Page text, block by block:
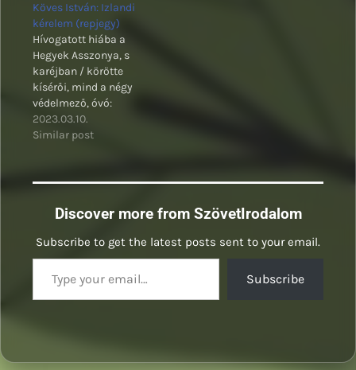
Köves István: Izlandi
kérelem (repjegy)
Hívogatott hiába a
Hegyek Asszonya, s
karéjban / körötte
kísérői, mind a négy
védelmező, óvó:
2023.03.10.
Similar post
Discover more from SzövetIrodalom
Subscribe to get the latest posts sent to your email.
Type your email…
Subscribe